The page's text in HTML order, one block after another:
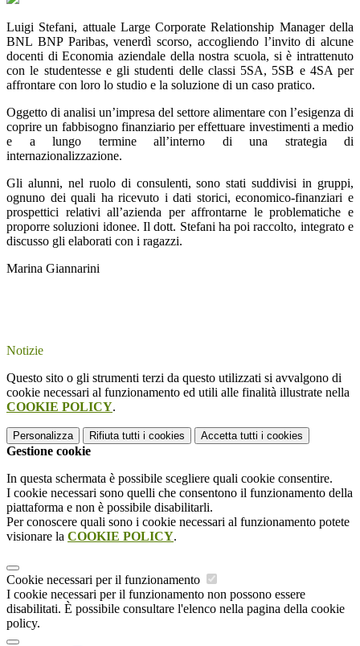
Luigi Stefani, attuale Large Corporate Relationship Manager della
BNL BNP Paribas, venerdì scorso, accogliendo l’invito di alcune
docenti di Economia aziendale della nostra scuola, si è intrattenuto
con le studentesse e gli studenti delle classi 5SA, 5SB e 4SA per
affrontare con loro lo studio e la soluzione di un caso pratico.
Oggetto di analisi un’impresa del settore alimentare con l’esigenza di
coprire un fabbisogno finanziario per effettuare investimenti a medio
e a lungo termine all’interno di una strategia di
internazionalizzazione.
Gli alunni, nel ruolo di consulenti, sono stati suddivisi in gruppi,
ognuno dei quali ha ricevuto i dati storici, economico-finanziari e
prospettici relativi all’azienda per affrontarne le problematiche e
proporre soluzioni idonee. Il dott. Stefani ha poi raccolto, integrato e
discusso gli elaborati con i ragazzi.
Marina Giannarini
Notizie
Questo sito o gli strumenti terzi da questo utilizzati si avvalgono di
cookie necessari al funzionamento ed utili alle finalità illustrate nella
COOKIE POLICY.
Personalizza Rifiuta tutti i cookies Accetta tutti i cookies
Gestione cookie
In questa schermata è possibile scegliere quali cookie consentire.
I cookie necessari sono quelli che consentono il funzionamento della
piattaforma e non è possibile disabilitarli.
Per conoscere quali sono i cookie necessari al funzionamento potete
visionare la COOKIE POLICY.
Cookie necessari per il funzionamento
I cookie necessari per il funzionamento non possono essere
disabilitati. È possibile consultare l'elenco nella pagina della cookie
policy.